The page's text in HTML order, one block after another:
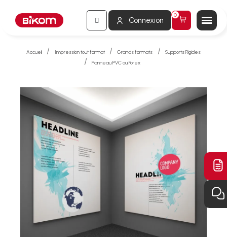
Connexion
Accueil Impression tout format Grands formats
Supports Rigides
Panneau PVC ou Forex